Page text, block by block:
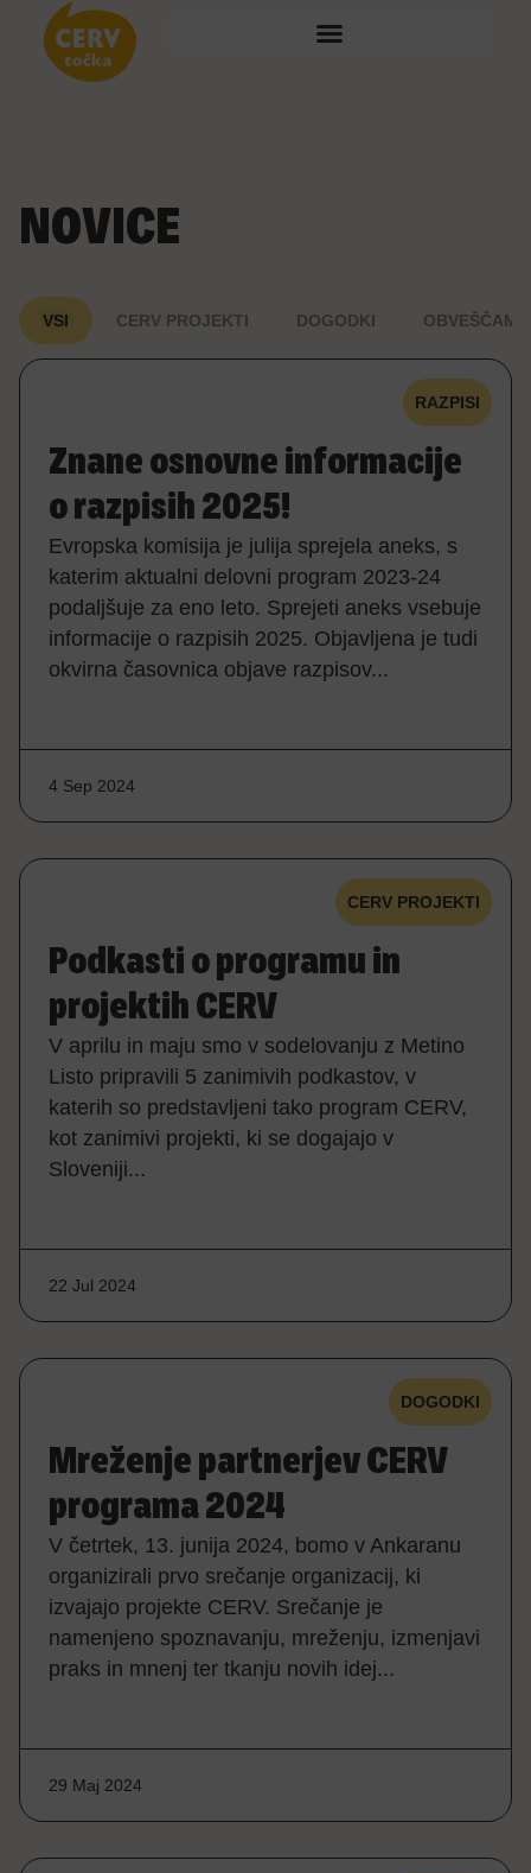
NOVICE
CERV PROJEKTI DOGODKI OBVEŠČAMO
VSI
RAZPISI
Znane osnovne informacije
o razpisih 2025!
Evropska komisija je julija sprejela aneks, s
katerim aktualni delovni program 2023-24
podaljšuje za eno leto. Sprejeti aneks vsebuje
informacije o razpisih 2025. Objavljena je tudi
okvirna časovnica objave razpisov...
4 Sep 2024
CERV PROJEKTI
Podkasti o programu in
projektih CERV
V aprilu in maju smo v sodelovanju z Metino
Listo pripravili 5 zanimivih podkastov, v
katerih so predstavljeni tako program CERV,
kot zanimivi projekti, ki se dogajajo v
Sloveniji...
22 Jul 2024
DOGODKI
Mreženje partnerjev CERV
programa 2024
V četrtek, 13. junija 2024, bomo v Ankaranu
organizirali prvo srečanje organizacij, ki
izvajajo projekte CERV. Srečanje je
namenjeno spoznavanju, mreženju, izmenjavi
praks in mnenj ter tkanju novih idej...
29 Maj 2024